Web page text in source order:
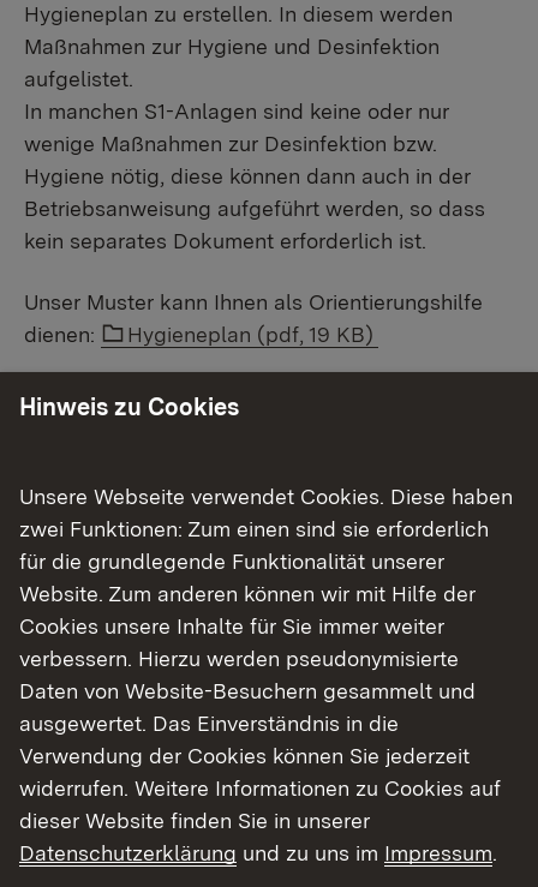
Hygieneplan zu erstellen. In diesem werden
Maßnahmen zur Hygiene und Desinfektion
aufgelistet.
In manchen S1-Anlagen sind keine oder nur
wenige Maßnahmen zur Desinfektion bzw.
Hygiene nötig, diese können dann auch in der
Betriebsanweisung aufgeführt werden, so dass
kein separates Dokument erforderlich ist.
Unser Muster kann Ihnen als Orientierungshilfe
dienen:
Link auf einen Ordner:
Hygieneplan (pdf, 19 KB)
Bitte stellen Sie sicher, dass die von Ihnen
sind.
​Desinfektion
​Geprüfte und anerkannte Mittel und Verfahren für
die Flächen- und Händedesinfektion finden Sie
unter anderem in der
Externer Link:
Desinfektionsmittelliste des Robert-Koch-
Instituts (RKI)
Externer Link:
Desinfektionsmittelliste des Verbunds für
Angewandte Hygiene (VAH)
Hinweis zu Cookies
Unsere Webseite verwendet Cookies. Diese haben
zwei Funktionen: Zum einen sind sie erforderlich
für die grundlegende Funktionalität unserer
Website. Zum anderen können wir mit Hilfe der
Cookies unsere Inhalte für Sie immer weiter
verbessern. Hierzu werden pseudonymisierte
Daten von Website-Besuchern gesammelt und
ausgewertet. Das Einverständnis in die
Verwendung der Cookies können Sie jederzeit
widerrufen. Weitere Informationen zu Cookies auf
dieser Website finden Sie in unserer
Datenschutzerklärung und zu uns im Impressum.